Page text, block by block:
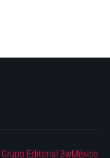
Grupo Editorial 3wMéxico